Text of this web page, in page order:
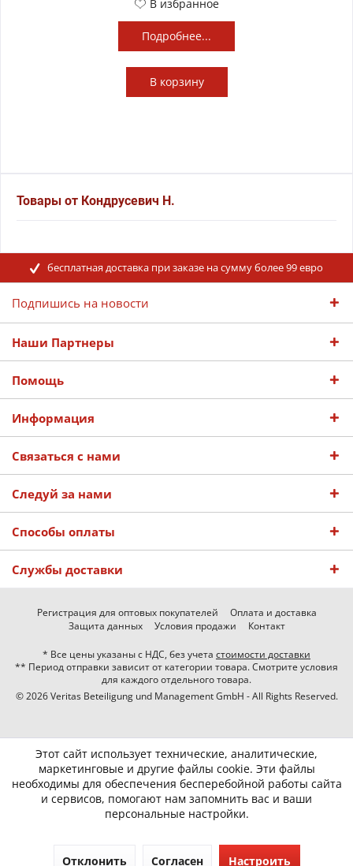
В избранное
Подробнее...
В корзину
Товары от Кондрусевич Н.
бесплатная доставка при заказе на сумму более 99 евро
Подпишись на новости
Наши Партнеры
Помощь
Информация
Связаться с нами
Следуй за нами
Способы оплаты
Службы доставки
Регистрация для оптовых покупателей
Оплата и доставка
Защита данных
Условия продажи Контакт
* Все цены указаны с НДС, без учета стоимости доставки
** Период отправки зависит от категории товара. Смотрите условия
для каждого отдельного товара.
© 2026 Veritas Beteiligung und Management GmbH - All Rights Reserved.
Этот сайт использует технические, аналитические,
маркетинговые и другие файлы cookie. Эти файлы
необходимы для обеспечения бесперебойной работы сайта
и сервисов, помогают нам запомнить вас и ваши
персональные настройки.
Отклонить Согласен Настроить